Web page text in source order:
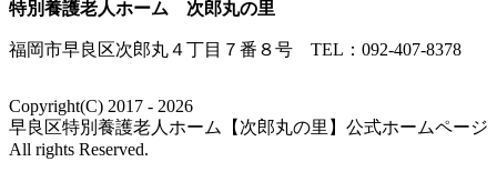
特別養護老人ホーム 次郎丸の里
福岡市早良区次郎丸４丁目７番８号 TEL：092-407-8378
Copyright(C) 2017 - 2026
早良区特別養護老人ホーム【次郎丸の里】公式ホームページ
All rights Reserved.